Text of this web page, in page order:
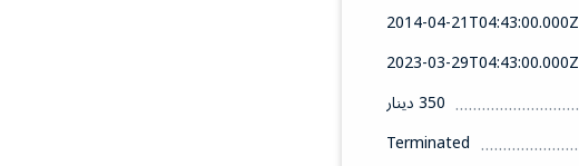
2014-04-21T04:43:00.000Z
2023-03-29T04:43:00.000Z
350 دينار
Terminated